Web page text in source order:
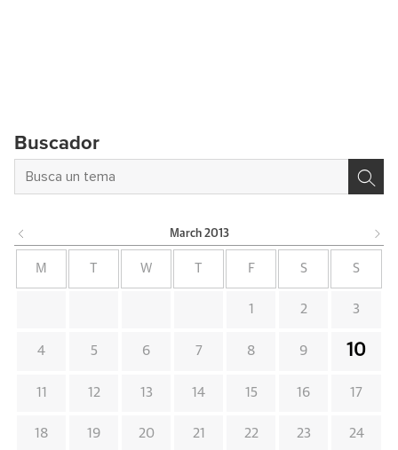
Buscador
March 2013
M W F S S
1 2 3
4 5 6 7 8 9 10
11 12 13 14 15 16 17
18 19 20 21 22 23 24